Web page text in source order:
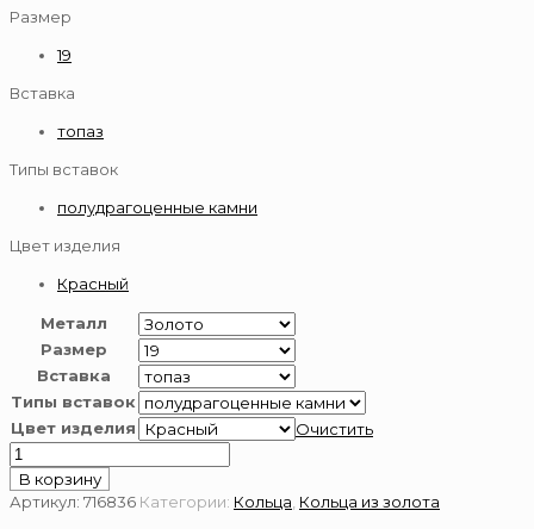
Размер
19
Вставка
топаз
Типы вставок
полудрагоценные камни
Цвет изделия
Красный
Металл
Размер
Вставка
Типы вставок
Цвет изделия
Очистить
Количество
товара
Золотое
В корзину
Артикул: 716836 Категории: Кольца Кольца из золота